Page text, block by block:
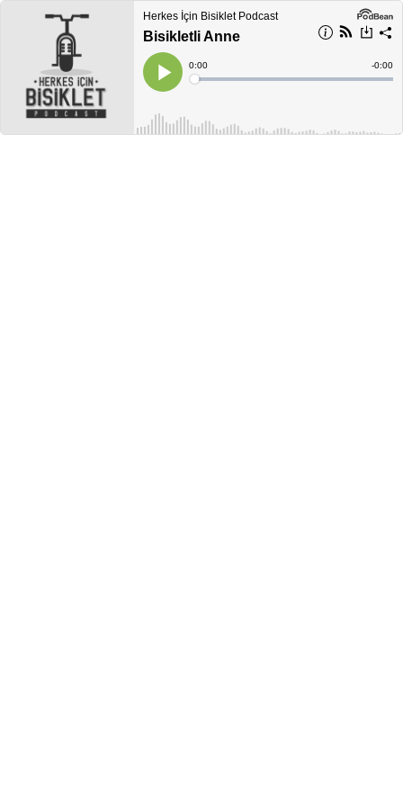
Herkes İçin Bisiklet Podcast
Bisikletli Anne
Play
Current
Time
0:00
Loaded:
Time
-0:00